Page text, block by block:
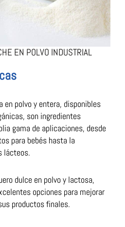
EN POLVO INDUSTRIAL
en polvo y entera, disponibles
son ingredientes
gama de aplicaciones, desde
para bebés hasta la
lácteos.
dulce en polvo y lactosa,
opciones para mejorar
productos finales.